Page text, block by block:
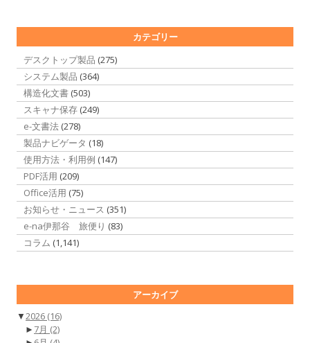
カテゴリー
デスクトップ製品 (275)
システム製品 (364)
構造化文書 (503)
スキャナ保存 (249)
e-文書法 (278)
製品ナビゲータ (18)
使用方法・利用例 (147)
PDF活用 (209)
Office活用 (75)
お知らせ・ニュース (351)
e-na伊那谷 旅便り (83)
コラム (1,141)
アーカイブ
▼2026 (16)
► 7月 (2)